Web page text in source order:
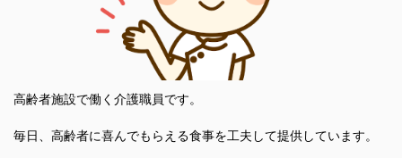
高齢者施設で働く介護職員です。
毎日、高齢者に喜んでもらえる食事を工夫して提供しています。